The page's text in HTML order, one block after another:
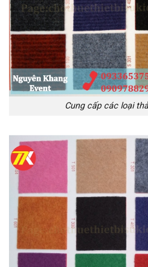
Cung cấp các loại